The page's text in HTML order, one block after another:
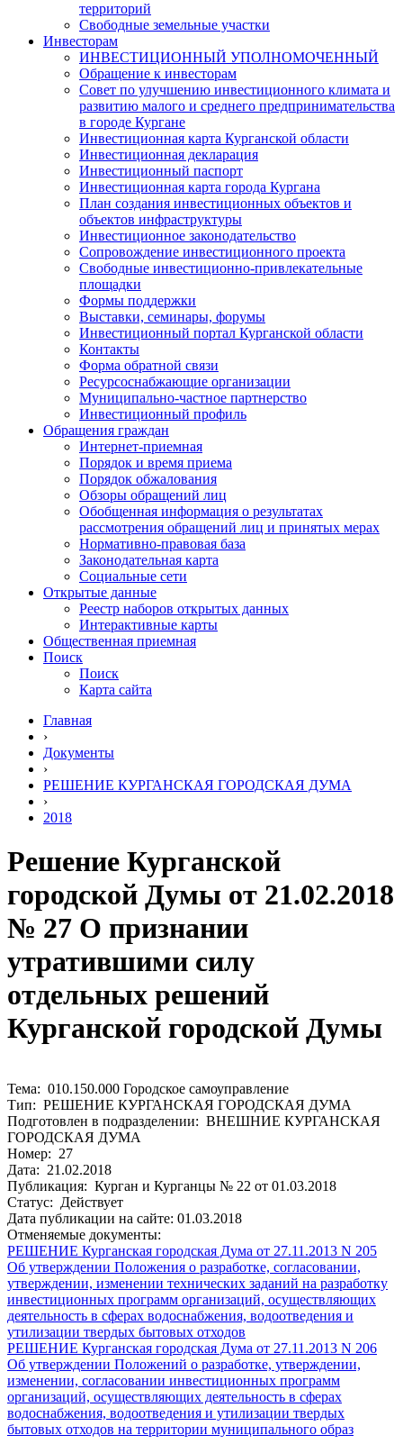
территорий
Свободные земельные участки
Инвесторам
ИНВЕСТИЦИОННЫЙ УПОЛНОМОЧЕННЫЙ
Обращение к инвесторам
Совет по улучшению инвестиционного климата и
развитию малого и среднего предпринимательства
в городе Кургане
Инвестиционная карта Курганской области
Инвестиционная декларация
Инвестиционный паспорт
Инвестиционная карта города Кургана
План создания инвестиционных объектов и
объектов инфраструктуры
Инвестиционное законодательство
Сопровождение инвестиционного проекта
Свободные инвестиционно-привлекательные
площадки
Формы поддержки
Выставки, семинары, форумы
Инвестиционный портал Курганской области
Контакты
Форма обратной связи
Ресурсоснабжающие организации
Муниципально-частное партнерство
Инвестиционный профиль
Обращения граждан
Интернет-приемная
Порядок и время приема
Порядок обжалования
Обзоры обращений лиц
Обобщенная информация о результатах
рассмотрения обращений лиц и принятых мерах
Нормативно-правовая база
Законодательная карта
Социальные сети
Открытые данные
Реестр наборов открытых данных
Интерактивные карты
Общественная приемная
Поиск
Поиск
Карта сайта
Главная
›
Документы
›
РЕШЕНИЕ КУРГАНСКАЯ ГОРОДСКАЯ ДУМА
›
2018
Решение Курганской
городской Думы от 21.02.2018
№ 27 О признании
утратившими силу
отдельных решений
Курганской городской Думы
Тема: 010.150.000 Городское самоуправление
Тип: РЕШЕНИЕ КУРГАНСКАЯ ГОРОДСКАЯ ДУМА
Подготовлен в подразделении: ВНЕШНИЕ КУРГАНСКАЯ
ГОРОДСКАЯ ДУМА
Номер: 27
Дата: 21.02.2018
Публикация: Курган и Курганцы № 22 от 01.03.2018
Статус: Действует
Дата публикации на сайте: 01.03.2018
Отменяемые документы:
РЕШЕНИЕ Курганская городская Дума от 27.11.2013 N 205
Об утверждении Положения о разработке, согласовании,
утверждении, изменении технических заданий на разработку
инвестиционных программ организаций, осуществляющих
деятельность в сферах водоснабжения, водоотведения и
утилизации твердых бытовых отходов
РЕШЕНИЕ Курганская городская Дума от 27.11.2013 N 206
Об утверждении Положений о разработке, утверждении,
изменении, согласовании инвестиционных программ
организаций, осуществляющих деятельность в сферах
водоснабжения, водоотведения и утилизации твердых
бытовых отходов на территории муниципального образ